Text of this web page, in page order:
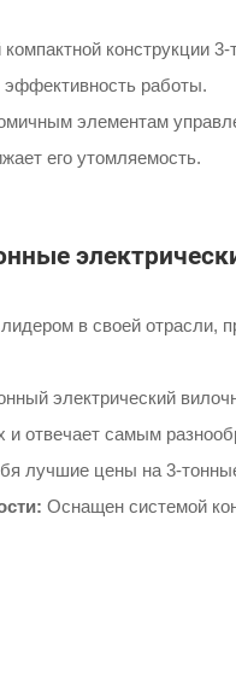
конструкции
эффективность работы.
элементам
его утомляемость.
в своей отрасли,
электрический
и отвечает самым
лучшие цены на 3-
Оснащен системой